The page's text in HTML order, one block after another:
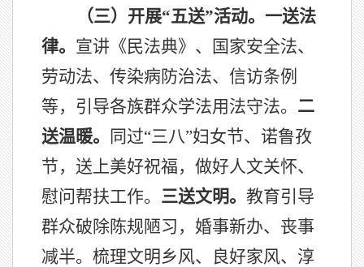
（三）开展“五送”活动。 一送法
律。 宣讲《民法典》、国家安全法、
劳动法、传染病防治法、信访条例
等，引导各族群众学法用法守法。 二
送温暖。
同过“三八”妇女节、诺鲁孜
节，送上美好祝福，做好人文关怀、
慰问帮扶工作。 三送文明。 教育引导
群众破除陈规陋习，婚事新办、丧事
减半。梳理文明乡风、良好家风、淳